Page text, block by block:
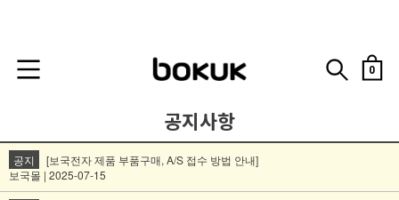
0
공지사항
공지
[보국전자 제품 부품구매, A/S 접수 방법 안내]
보국몰 | 2025-07-15